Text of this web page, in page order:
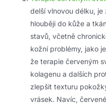
delší vlnovou délku,
hlouběji do kůže a
stavů, včetně
kožní problémy, jako
že terapie červeným
kolagenu a dalších
zlepšit texturu
vrásek. Navíc,